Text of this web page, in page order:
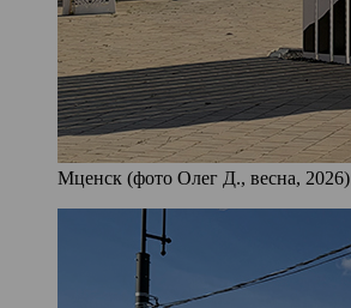
Мценск (фото Олег Д., весна, 2026)